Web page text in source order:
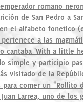
romano
de San Pedro a
el alfabeto fonetico
a las
cantaba 'With a little
simple y participio
visitado de la
comer un "Rollito
Larrea, uno de los